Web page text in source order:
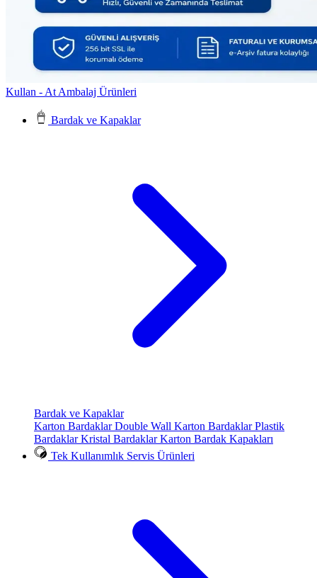
Kullan - At Ambalaj Ürünleri
Bardak ve Kapaklar
Bardak ve Kapaklar
Karton BardaklarDouble Wall Karton BardaklarPlastik
BardaklarKristal BardaklarKarton Bardak Kapakları
Tek Kullanımlık Servis Ürünleri